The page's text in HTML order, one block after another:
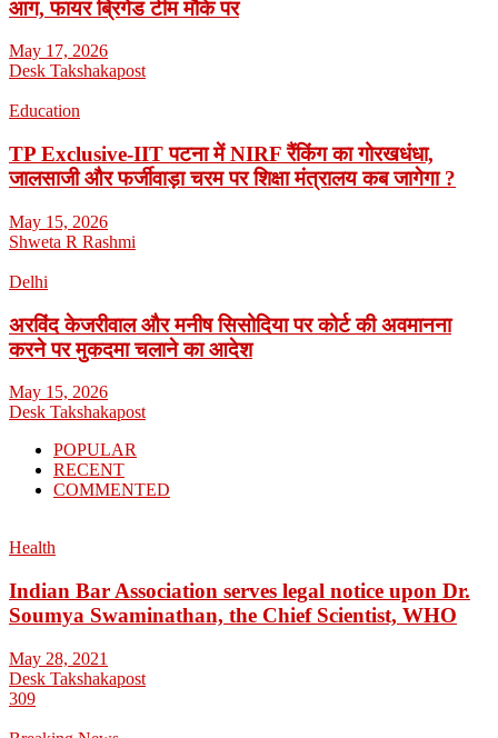
आग, फायर ब्रिगेड टीम मौके पर
May 17, 2026
Desk Takshakapost
Education
TP Exclusive-IIT पटना में NIRF रैंकिंग का गोरखधंधा,
जालसाजी और फर्जीवाड़ा चरम पर शिक्षा मंत्रालय कब जागेगा ?
May 15, 2026
Shweta R Rashmi
Delhi
अरविंद केजरीवाल और मनीष सिसोदिया पर कोर्ट की अवमानना
करने पर मुकदमा चलाने का आदेश
May 15, 2026
Desk Takshakapost
POPULAR
RECENT
COMMENTED
Health
Indian Bar Association serves legal notice upon Dr.
Soumya Swaminathan, the Chief Scientist, WHO
May 28, 2021
Desk Takshakapost
309